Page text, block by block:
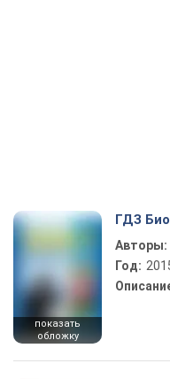
показать
обложку
ГДЗ
Авторы:
Год: